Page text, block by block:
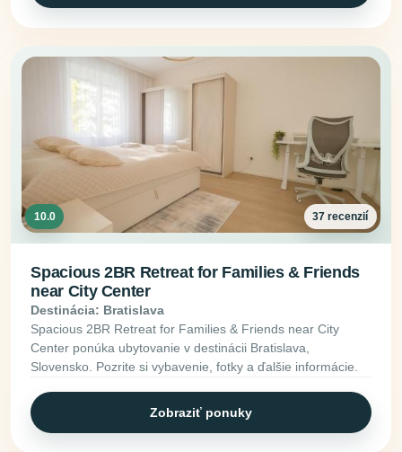
10.0 37 recenzií
Spacious 2BR Retreat for Families & Friends
near City Center
Destinácia: Bratislava
Spacious 2BR Retreat for Families & Friends near City
Center ponúka ubytovanie v destinácii Bratislava,
Slovensko. Pozrite si vybavenie, fotky a ďalšie informácie.
Zobraziť ponuky